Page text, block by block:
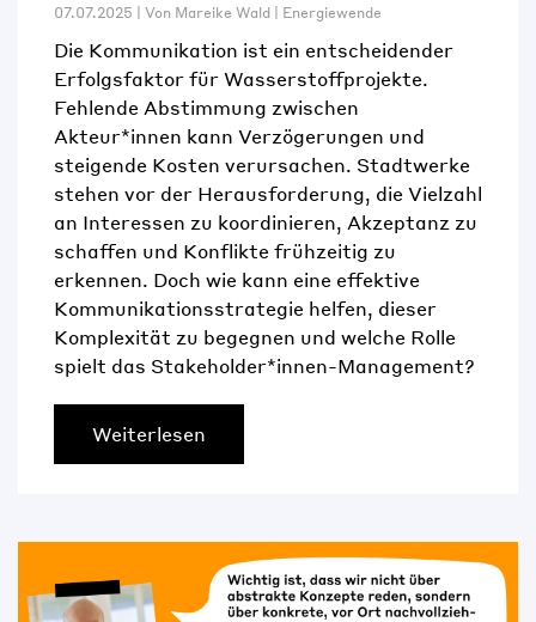
07.07.2025 | Von Mareike Wald Energiewende
Die Kommunikation ist ein entscheidender
Erfolgsfaktor für Wasserstoffprojekte.
Fehlende Abstimmung zwischen
Akteur*innen kann Verzögerungen und
steigende Kosten verursachen. Stadtwerke
stehen vor der Herausforderung, die Vielzahl
an Interessen zu koordinieren, Akzeptanz zu
schaffen und Konflikte frühzeitig zu
erkennen. Doch wie kann eine effektive
Kommunikationsstrategie helfen, dieser
Komplexität zu begegnen und welche Rolle
spielt das Stakeholder*innen-Management?
Weiterlesen